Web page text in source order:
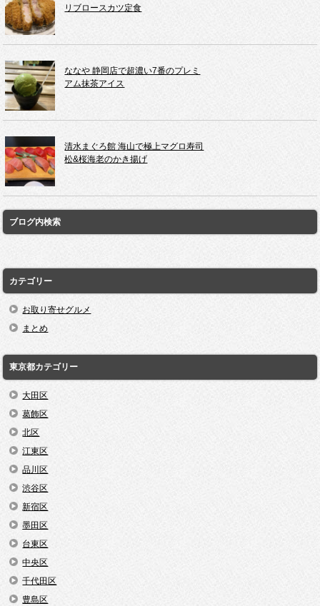
リブロースカツ定食
ななや 静岡店で超濃い7番のプレミ
アム抹茶アイス
清水まぐろ館 海山で極上マグロ寿司
松&桜海老のかき揚げ
ブログ内検索
カテゴリー
お取り寄せグルメ
まとめ
東京都カテゴリー
大田区
葛飾区
北区
江東区
品川区
渋谷区
新宿区
墨田区
台東区
中央区
千代田区
豊島区